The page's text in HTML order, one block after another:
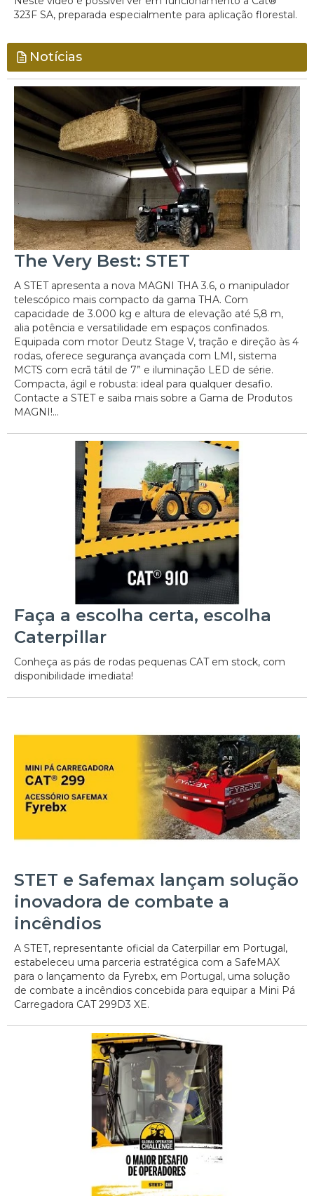
323F SA, preparada especialmente para aplicação florestal.
Notícias
The Very Best: STET
A STET apresenta a nova MAGNI THA 3.6, o manipulador
telescópico mais compacto da gama THA. Com
capacidade de 3.000 kg e altura de elevação até 5,8 m,
alia potência e versatilidade em espaços confinados.
Equipada com motor Deutz Stage V, tração e direção às 4
rodas, oferece segurança avançada com LMI, sistema
MCTS com ecrã tátil de 7” e iluminação LED de série.
Compacta, ágil e robusta: ideal para qualquer desafio.
Contacte a STET e saiba mais sobre a Gama de Produtos
MAGNI!...
Faça a escolha certa, escolha
Caterpillar
Conheça as pás de rodas pequenas CAT em stock, com
disponibilidade imediata!
STET e Safemax lançam solução
inovadora de combate a
incêndios
A STET, representante oficial da Caterpillar em Portugal,
estabeleceu uma parceria estratégica com a SafeMAX
para o lançamento da Fyrebx, em Portugal, uma solução
de combate a incêndios concebida para equipar a Mini Pá
Carregadora CAT 299D3 XE.